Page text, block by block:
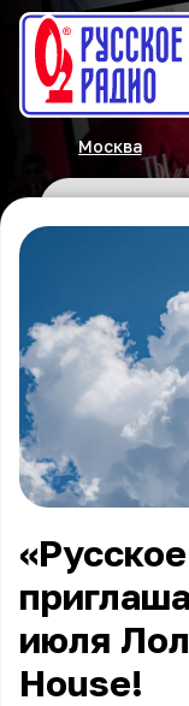
Москва
июля
House!